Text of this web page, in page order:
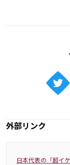
外部リンク
日本代表の「超イ